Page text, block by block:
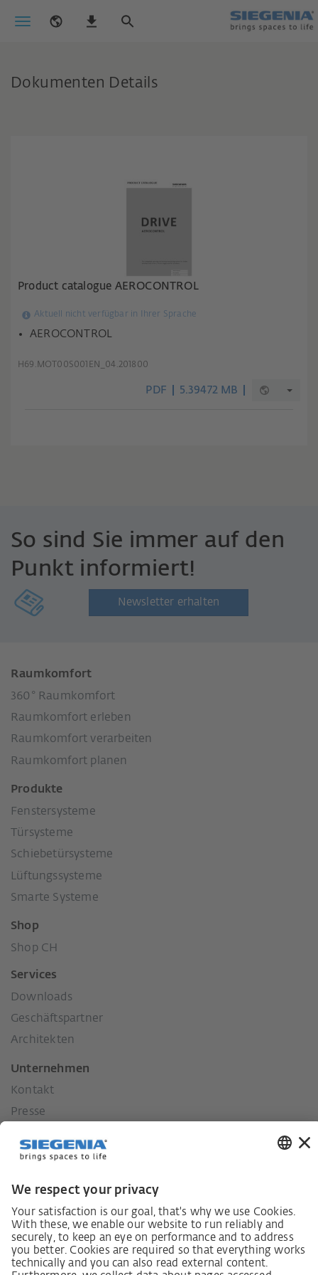
Dokumenten Details
Product catalogue AEROCONTROL
Aktuell nicht verfügbar in Ihrer Sprache
AEROCONTROL
H69.MOT00S001EN_04.201800
PDF 5.39472 MB
So sind Sie immer auf den
Punkt informiert!
Newsletter erhalten
Raumkomfort
360° Raumkomfort
Raumkomfort erleben
Raumkomfort verarbeiten
Raumkomfort planen
Produkte
Fenstersysteme
Türsysteme
Schiebetürsysteme
Lüftungssysteme
Smarte Systeme
Shop
Shop CH
Services
Downloads
Geschäftspartner
Architekten
Unternehmen
Kontakt
Presse
Unsere Werte
Karriere